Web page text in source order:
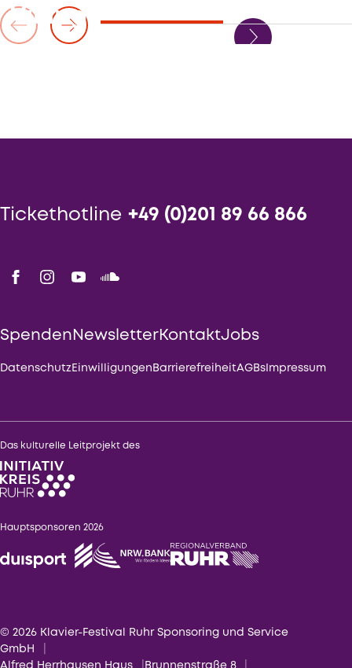
Víkingur Ólafsson
Tickethotline +49 (0)201 89 66 866
Spenden NewsletterKontaktJobs
DatenschutzEinwilligungen BarrierefreiheitAGBs Impressum
Das kulturelle Leitprojekt des
Hauptsponsoren 2026
© 2026 Klavier-Festival Ruhr Sponsoring und Service
GmbH
Alfred Herrhausen Haus
Brunnenstraße 8